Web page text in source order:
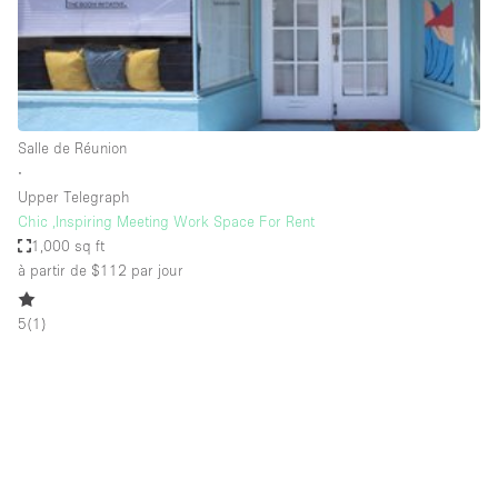
Air conditionné
Animals Friendly
Ascenseur
Bar
Chauffage
Comptoir
Salle de Réunion
∙
Upper Telegraph
Chic ,Inspiring Meeting Work Space For Rent
1,000 sq ft
à partir de $112 par jour
5(1 )